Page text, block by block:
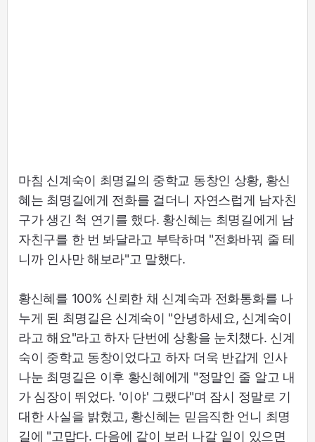
마침 신계숙이 최명길의 중학교 동창인 상황, 황신
혜는 최명길에게 전화를 걸더니 자연스럽게 남자친
구가 생긴 척 연기를 했다. 황신혜는 최명길에게 남
자친구를 한 번 봐달라고 부탁하며 "전화바꿔 줄 테
니까 인사만 해보라"고 말했다.
황신혜를 100% 신뢰한 채 신계숙과 전화통화를 나
누게 된 최명길은 신계숙이 "안녕하세요, 신계숙이
라고 해요"라고 하자 단번에 상황을 눈치챘다. 신계
숙이 중학교 동창이었다고 하자 더욱 반갑게 인사
나눈 최명길은 이후 황신혜에게 "정말인 줄 알고 내
가 심장이 뛰었다. '이야' 그랬다"며 잠시 정말로 기
대한 사실을 밝혔고, 황신혜는 믿음직한 언니 최명
길에 "고맙다. 다음에 같이 보러 나갈 일이 있으면